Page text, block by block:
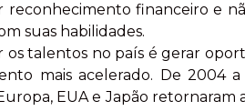
financeiro e
suas habilidades.
talentos no país é gerar
mais acelerado. De 2004 a
EUA e Japão retornaram